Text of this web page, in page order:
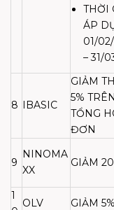
THỜI
ÁP
01/
– 31/
8 IBASIC
GIẢM
5% TRÊN
TỔNG
ĐƠN
9
NINOMA
XX
GIẢM
1
OLV GIẢM 5%